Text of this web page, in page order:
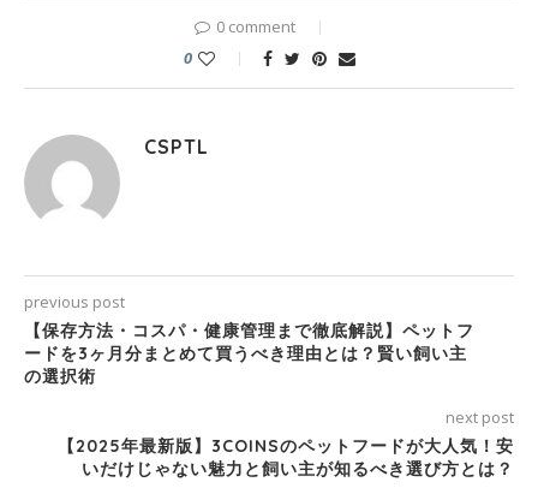
0 comment
0
CSPTL
previous post
【保存方法・コスパ・健康管理まで徹底解説】ペットフ
ードを3ヶ月分まとめて買うべき理由とは？賢い飼い主
の選択術
next post
【2025年最新版】3COINSのペットフードが大人気！安
いだけじゃない魅力と飼い主が知るべき選び方とは？